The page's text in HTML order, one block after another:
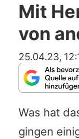
Mit
von
25.04.23,
Was hat
gingen